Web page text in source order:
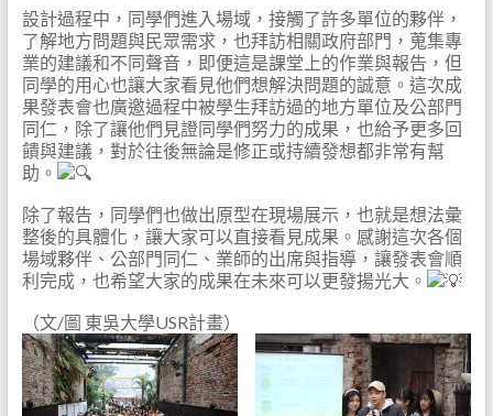
設計過程中，同學們進入場域，接觸了許多單位的夥伴，
了解地方問題與民眾需求，也拜訪相關政府部門，蒐集專
業的建議和不同聲音，即便這是課堂上的作業與報告，但
同學的用心也讓大家看見他們想解決問題的誠意。這次成
果發表會也廣邀過程中被學生拜訪過的地方單位及公部門
同仁，除了讓他們見證同學們努力的成果，也給予更多回
饋與建議，對於往後無論是修正或持續發想都非常有幫
助。
除了報告，同學們也做出原型在現場展示，也就是想法彙
整後的具體化，讓大家可以直接看見成果。感謝這次各個
場域夥伴、公部門同仁、業師的出席與指導，讓發表會順
利完成，也希望大家的成果在未來可以更發揚光大。
（文/圖 東吳大學USR計畫）